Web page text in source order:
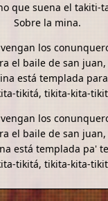
que suena el takiti-
Sobre la mina.
los
el baile de san juan,
está templada
tikitá, tikita-kita-
los
el baile de san juan,
está templada pa'
tikitá, tikita-kita-